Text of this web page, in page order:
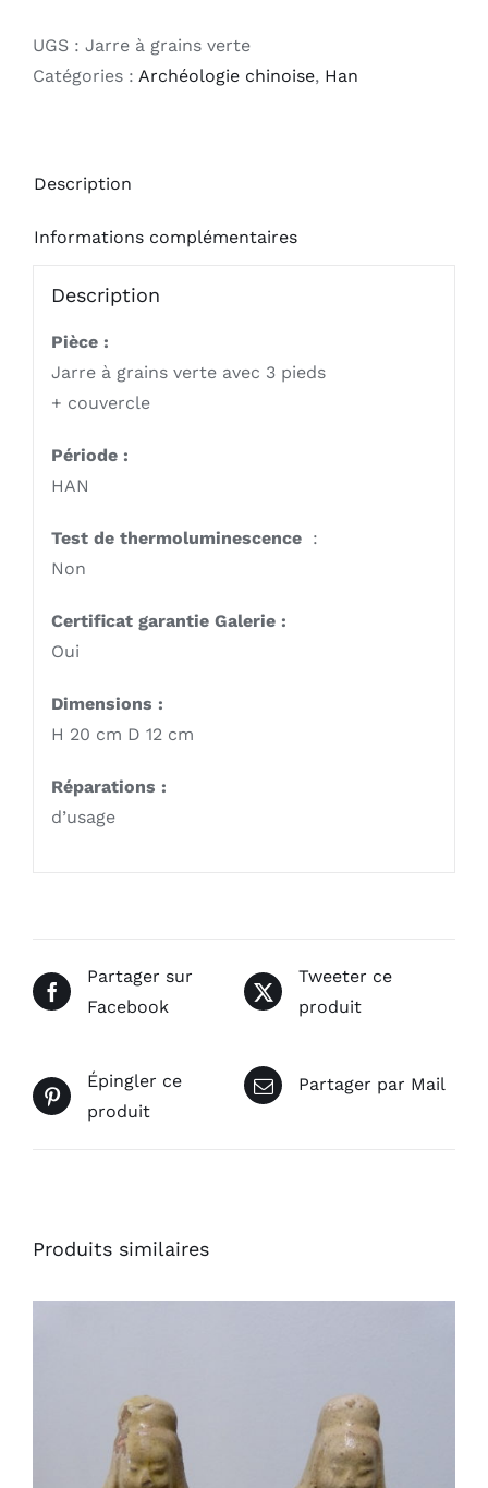
UGS : Jarre à grains verte
Catégories : Archéologie chinoise, Han
Description
Informations complémentaires
Description
Pièce :
Jarre à grains verte avec 3 pieds
+ couvercle
Période :
HAN
Test de thermoluminescence :
Non
Certificat garantie Galerie :
Oui
Dimensions :
H 20 cm D 12 cm
Réparations :
d’usage
Partager sur
Facebook
Tweeter ce
produit
Épingler ce
produit
Partager par Mail
Produits similaires